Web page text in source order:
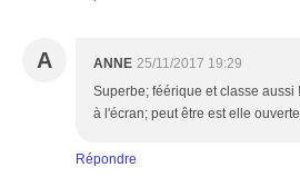
A ANNE 25/11/2017 19:29
Superbe; féérique et classe
à l'écran; peut être est elle
Répondre